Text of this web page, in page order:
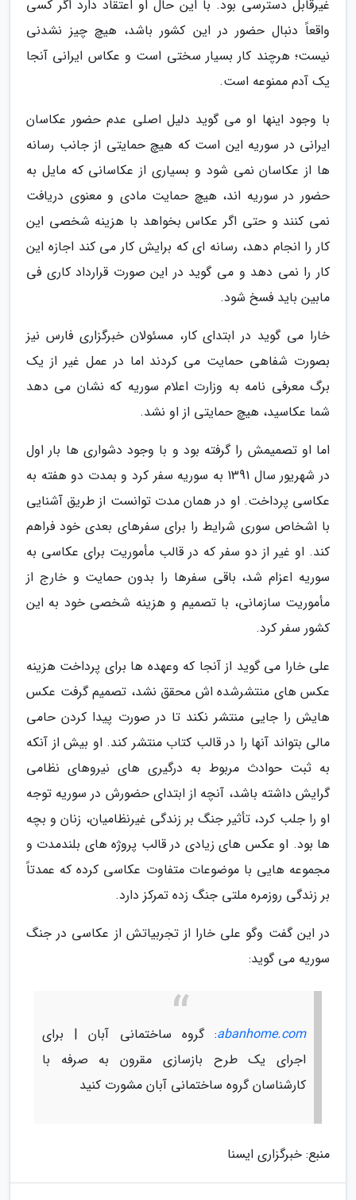
غیرقابل دسترسی بود. با این حال او اعتقاد دارد اگر کسی
واقعاً دنبال حضور در این کشور باشد، هیچ چیز نشدنی
نیست؛ هرچند کار بسیار سختی است و عکاس ایرانی آنجا
یک آدم ممنوعه است.
با وجود اینها او می گوید دلیل اصلی عدم حضور عکاسان
ایرانی در سوریه این است که هیچ حمایتی از جانب رسانه
ها از عکاسان نمی شود و بسیاری از عکاسانی که مایل به
حضور در سوریه اند، هیچ حمایت مادی و معنوی دریافت
نمی کنند و حتی اگر عکاس بخواهد با هزینه شخصی این
کار را انجام دهد، رسانه ای که برایش کار می کند اجازه این
کار را نمی دهد و می گوید در این صورت قرارداد کاری فی
مابین باید فسخ شود.
خارا می گوید در ابتدای کار، مسئولان خبرگزاری فارس نیز
بصورت شفاهی حمایت می کردند اما در عمل غیر از یک
برگ معرفی نامه به وزارت اعلام سوریه که نشان می دهد
شما عکاسید، هیچ حمایتی از او نشد.
اما او تصمیمش را گرفته بود و با وجود دشواری ها بار اول
در شهریور سال 1391 به سوریه سفر کرد و بمدت دو هفته به
عکاسی پرداخت. او در همان مدت توانست از طریق آشنایی
با اشخاص سوری شرایط را برای سفرهای بعدی خود فراهم
کند. او غیر از دو سفر که در قالب مأموریت برای عکاسی به
سوریه اعزام شد، باقی سفرها را بدون حمایت و خارج از
مأموریت سازمانی، با تصمیم و هزینه شخصی خود به این
کشور سفر کرد.
علی خارا می گوید از آنجا که وعهده ها برای پرداخت هزینه
عکس های منتشرشده اش محقق نشد، تصمیم گرفت عکس
هایش را جایی منتشر نکند تا در صورت پیدا کردن حامی
مالی بتواند آنها را در قالب کتاب منتشر کند. او بیش از آنکه
به ثبت حوادث مربوط به درگیری های نیروهای نظامی
گرایش داشته باشد، آنچه از ابتدای حضورش در سوریه توجه
او را جلب کرد، تأثیر جنگ بر زندگی غیرنظامیان، زنان و بچه
ها بود. او عکس های زیادی در قالب پروژه های بلندمدت و
مجموعه هایی با موضوعات متفاوت عکاسی کرده که عمدتاً
بر زندگی روزمره ملتی جنگ زده تمرکز دارد.
در این گفت وگو علی خارا از تجربیاتش از عکاسی در جنگ
سوریه می گوید:
abanhome.com: گروه ساختمانی آبان | برای
اجرای یک طرح بازسازی مقرون به صرفه با
کارشناسان گروه ساختمانی آبان مشورت کنید
منبع: خبرگزاری ایسنا